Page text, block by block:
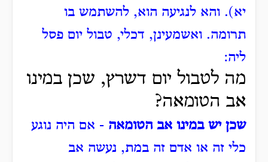
יא). והא לנגיעה הוא, להשתמש בו
תרומה. ואשמעינן, דכלי, טבול יום פסל
ליה:
מה לטבול יום דשרץ, שכן במינו
אב הטומאה?
שכן יש במינו אב הטומאה - אם היה נוגע
כלי זה או אדם זה במת, נעשה אב